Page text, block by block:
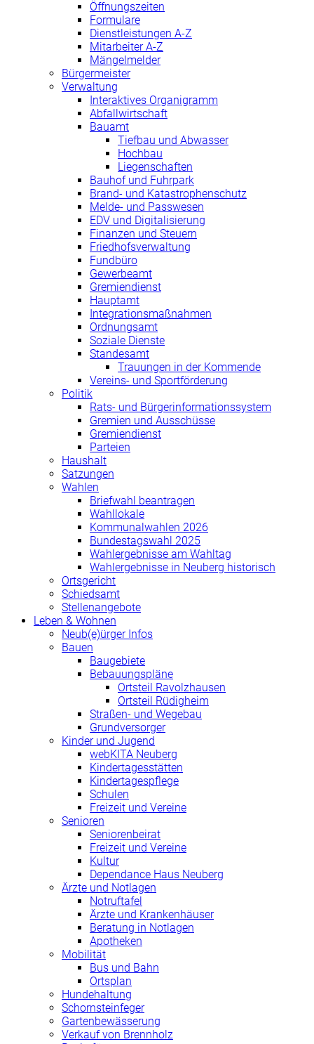
Öffnungszeiten
Formulare
Dienstleistungen A-Z
Mitarbeiter A-Z
Mängelmelder
Bürgermeister
Verwaltung
Interaktives Organigramm
Abfallwirtschaft
Bauamt
Tiefbau und Abwasser
Hochbau
Liegenschaften
Bauhof und Fuhrpark
Brand- und Katastrophenschutz
Melde- und Passwesen
EDV und Digitalisierung
Finanzen und Steuern
Friedhofsverwaltung
Fundbüro
Gewerbeamt
Gremiendienst
Hauptamt
Integrationsmaßnahmen
Ordnungsamt
Soziale Dienste
Standesamt
Trauungen in der Kommende
Vereins- und Sportförderung
Politik
Rats- und Bürgerinformationssystem
Gremien und Ausschüsse
Gremiendienst
Parteien
Haushalt
Satzungen
Wahlen
Briefwahl beantragen
Wahllokale
Kommunalwahlen 2026
Bundestagswahl 2025
Wahlergebnisse am Wahltag
Wahlergebnisse in Neuberg historisch
Ortsgericht
Schiedsamt
Stellenangebote
Leben & Wohnen
Neub(e)ürger Infos
Bauen
Baugebiete
Bebauungspläne
Ortsteil Ravolzhausen
Ortsteil Rüdigheim
Straßen- und Wegebau
Grundversorger
Kinder und Jugend
webKITA Neuberg
Kindertagesstätten
Kindertagespflege
Schulen
Freizeit und Vereine
Senioren
Seniorenbeirat
Freizeit und Vereine
Kultur
Dependance Haus Neuberg
Ärzte und Notlagen
Notruftafel
Ärzte und Krankenhäuser
Beratung in Notlagen
Apotheken
Mobilität
Bus und Bahn
Ortsplan
Hundehaltung
Schornsteinfeger
Gartenbewässerung
Verkauf von Brennholz